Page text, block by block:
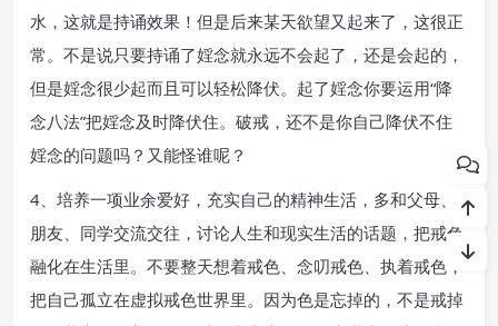
水，这就是持诵效果！但是后来某天欲望又起来了，这很正
常。不是说只要持诵了婬念就永远不会起了，还是会起的，
但是婬念很少起而且可以轻松降伏。起了婬念你要运用“降
念八法”把婬念及时降伏住。破戒，还不是你自己降伏不住
婬念的问题吗？又能怪谁呢？
4、培养一项业余爱好，充实自己的精神生活，多和父母、
朋友、同学交流交往，讨论人生和现实生活的话题，把戒色
融化在生活里。不要整天想着戒色、念叨戒色、执着戒色，
把自己孤立在虚拟戒色世界里。因为色是忘掉的，不是戒掉